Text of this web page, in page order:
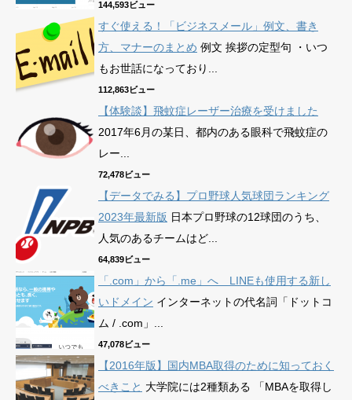
144,593ビュー
すぐ使える！「ビジネスメール」例文、書き
方、マナーのまとめ 例文 挨拶の定型句 ・いつ
もお世話になっており...
112,863ビュー
【体験談】飛蚊症レーザー治療を受けました
2017年6月の某日、都内のある眼科で飛蚊症の
レー...
72,478ビュー
【データでみる】プロ野球人気球団ランキング
2023年最新版 日本プロ野球の12球団のうち、
人気のあるチームはど...
64,839ビュー
「.com」から「.me」へ LINEも使用する新し
いドメイン インターネットの代名詞「ドットコ
ム / .com」...
47,078ビュー
【2016年版】国内MBA取得のために知っておく
べきこと 大学院には2種類ある 「MBAを取得し